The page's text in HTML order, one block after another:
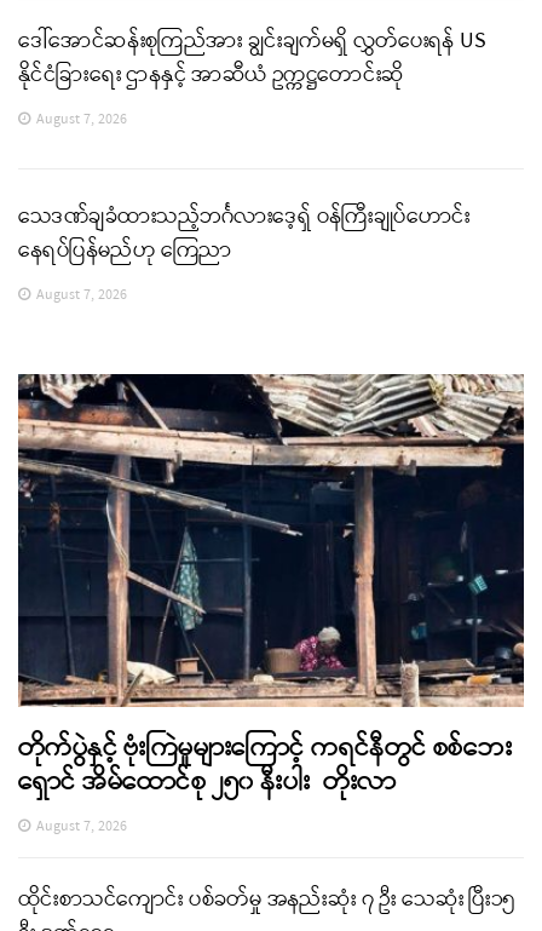
ဒေါ်အောင်ဆန်းစုကြည်အား ချွင်းချက်မရှိ လွှတ်ပေးရန် US
နိုင်ငံခြားရေး ဌာနနှင့် အာဆီယံ ဥက္ကဋ္ဌတောင်းဆို
August 7, 2026
သေဒဏ်ချခံထားသည့်ဘင်္ဂလားဒေ့ရှ် ဝန်ကြီးချုပ်ဟောင်း
နေရပ်ပြန်မည်ဟု ကြေညာ
August 7, 2026
တိုက်ပွဲနှင့် ဗုံးကြဲမှုများကြောင့် ကရင်နီတွင် စစ်ဘေး
ရှောင် အိမ်ထောင်စု ၂၅၀ နီးပါး တိုးလာ
August 7, 2026
ထိုင်းစာသင်ကျောင်း ပစ်ခတ်မှု အနည်းဆုံး ၇ ဦး သေဆုံး ပြီး၁၅